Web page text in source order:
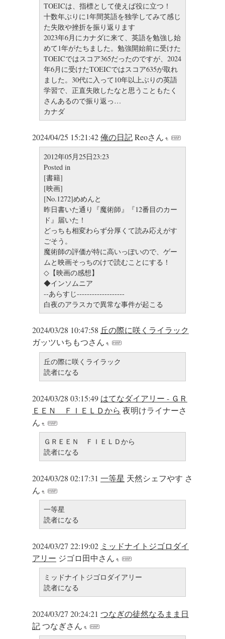
TOEICは、指標として使えば役に立つ！
十数年ぶりに1年間英語を独学してみて感じ
た失敗や挫折を振り返ります
2023年6月にカナダに来て、英語を勉強し始
めて1年がたちました。勉強開始前に受けた
TOEICではスコア365だったのですが、2024
年6月に受けたTOEICではスコア635が取れ
ました。30代に入って10年以上ぶりの英語
学習で、正直失敗したなと思うこともたく
さんあるので振り返っ…
カナダ
2024/04/25 15:21:42俺の日記Reoさん
2012年05月25日23:23
Posted in
[書籍]
[映画]
[No.1272]めめんと
昨日書いた通り『魔術師』『12番目のカー
ド』届いた！
どっちも相変わらず分厚くて読み応えがす
ごそう。
魔術師の評価が特に高いっぽいので、ゲー
ムと映画そっちのけで読むことにする！
◇【映画の感想】
◆インソムニア
--あらすじ-------------------
白夜のアラスカで異常な事件が起こる
2024/03/28 10:47:58 丘の際に咲くライラック
ガッツいちもつさん
丘の際に咲くライラック
読者になる
2024/03/28 03:15:49 はてなダイアリー - ＧＲ
ＥＥＮ ＦＩＥＬＤから 夜明けライナーさ
ん
ＧＲＥＥＮ ＦＩＥＬＤから
読者になる
2024/03/28 02:17:31 一等星 天然シェフやす さ
ん
一等星
読者になる
2024/03/27 22:19:02 ミッドナイトジゴロダイ
アリー ジゴロ田中さん
ミッドナイトジゴロダイアリー
読者になる
2024/03/27 20:24:21 つなぎの徒然なるまま日
記つなぎさん